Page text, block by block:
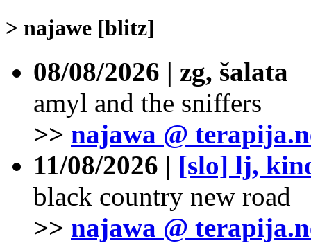
> najawe [blitz]
08/08/2026 | zg, šalata
amyl and the sniffers
>> najawa @
11/08/2026 | [slo] lj,
black country new road
>> najawa @